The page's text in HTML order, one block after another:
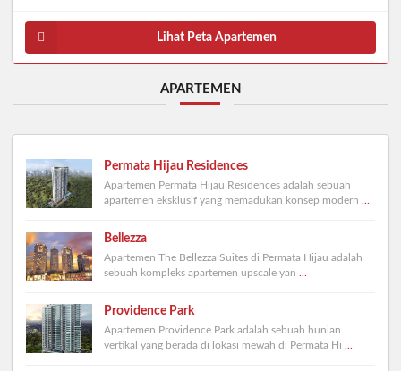
Lihat Peta Apartemen
APARTEMEN
Permata Hijau Residences
Apartemen Permata Hijau Residences adalah sebuah
apartemen eksklusif yang memadukan konsep modern
Bellezza
Apartemen The Bellezza Suites di Permata Hijau adalah
sebuah kompleks apartemen upscale yan
Providence Park
Apartemen Providence Park adalah sebuah hunian
vertikal yang berada di lokasi mewah di Permata Hi